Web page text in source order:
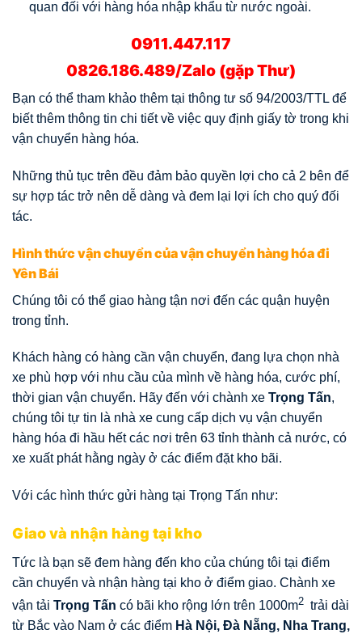
quan đối với hàng hóa nhập khẩu từ nước ngoài.
0911.447.117
0826.186.489/Zalo (gặp Thư)
Bạn có thể tham khảo thêm tại thông tư số 94/2003/TTL để
biết thêm thông tin chi tiết về việc quy định giấy tờ trong khi
vận chuyển hàng hóa.
Những thủ tục trên đều đảm bảo quyền lợi cho cả 2 bên để
sự hợp tác trở nên dễ dàng và đem lại lợi ích cho quý đối
tác.
Hình thức vận chuyển của vận chuyển hàng hóa đi
Yên Bái
Chúng tôi có thể giao hàng tận nơi đến các quận huyện
trong tỉnh.
Khách hàng có hàng cần vận chuyển, đang lựa chọn nhà
xe phù hợp với nhu cầu của mình về hàng hóa, cước phí,
thời gian vận chuyển. Hãy đến với chành xe Trọng Tấn,
chúng tôi tự tin là nhà xe cung cấp dịch vụ vận chuyển
hàng hóa đi hầu hết các nơi trên 63 tỉnh thành cả nước, có
xe xuất phát hằng ngày ở các điểm đặt kho bãi.
Với các hình thức gửi hàng tại Trọng Tấn như:
Giao và nhận hàng tại kho
Tức là bạn sẽ đem hàng đến kho của chúng tôi tại điểm
cần chuyển và nhận hàng tại kho ở điểm giao. Chành xe
vận tải Trọng Tấn có bãi kho rộng lớn trên 1000m2 trải dài
từ Bắc vào Nam ở các điểm Hà Nội, Đà Nẵng, Nha Trang,